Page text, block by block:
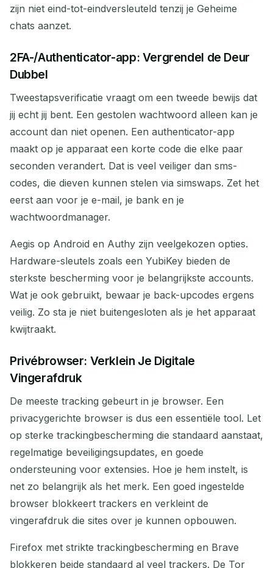
zijn niet eind-tot-eindversleuteld tenzij je Geheime
chats aanzet.
2FA-/Authenticator-app: Vergrendel de Deur
Dubbel
Tweestapsverificatie vraagt om een tweede bewijs dat
jij echt jij bent. Een gestolen wachtwoord alleen kan je
account dan niet openen. Een authenticator-app
maakt op je apparaat een korte code die elke paar
seconden verandert. Dat is veel veiliger dan sms-
codes, die dieven kunnen stelen via simswaps. Zet het
eerst aan voor je e-mail, je bank en je
wachtwoordmanager.
Aegis op Android en Authy zijn veelgekozen opties.
Hardware-sleutels zoals een YubiKey bieden de
sterkste bescherming voor je belangrijkste accounts.
Wat je ook gebruikt, bewaar je back-upcodes ergens
veilig. Zo sta je niet buitengesloten als je het apparaat
kwijtraakt.
Privébrowser: Verklein Je Digitale
Vingerafdruk
De meeste tracking gebeurt in je browser. Een
privacygerichte browser is dus een essentiële tool. Let
op sterke trackingbescherming die standaard aanstaat,
regelmatige beveiligingsupdates, en goede
ondersteuning voor extensies. Hoe je hem instelt, is
net zo belangrijk als het merk. Een goed ingestelde
browser blokkeert trackers en verkleint de
vingerafdruk die sites over je kunnen opbouwen.
Firefox met strikte trackingbescherming en Brave
blokkeren beide standaard al veel trackers. De Tor